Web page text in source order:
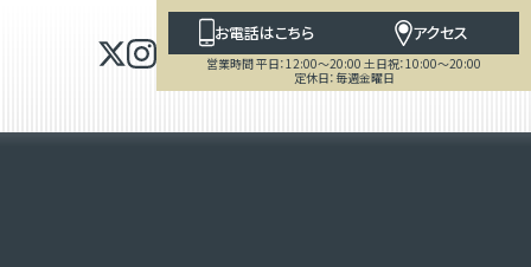
お電話はこちら アクセス
営業時間 平日：12:00～20:00 土日祝：10:00～20:00
定休日：毎週金曜日